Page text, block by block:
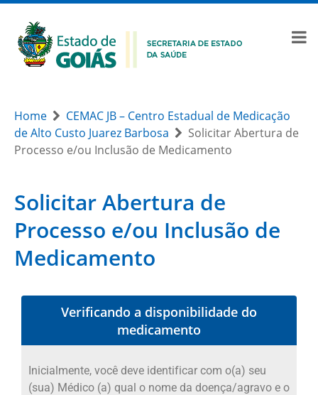
Home
CEMAC JB – Centro Estadual de Medicação
de Alto Custo Juarez Barbosa
Solicitar Abertura de
Processo e/ou Inclusão de Medicamento
Solicitar Abertura de
Processo e/ou Inclusão de
Medicamento
Verificando a disponibilidade do
medicamento
Inicialmente, você deve identificar com o(a) seu
(sua) Médico (a) qual o nome da doença/agravo e o